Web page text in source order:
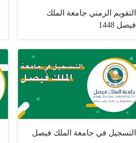
التقويم الزمني جامعة الملك
فيصل 1448
التسجيل في جامعة الملك فيصل